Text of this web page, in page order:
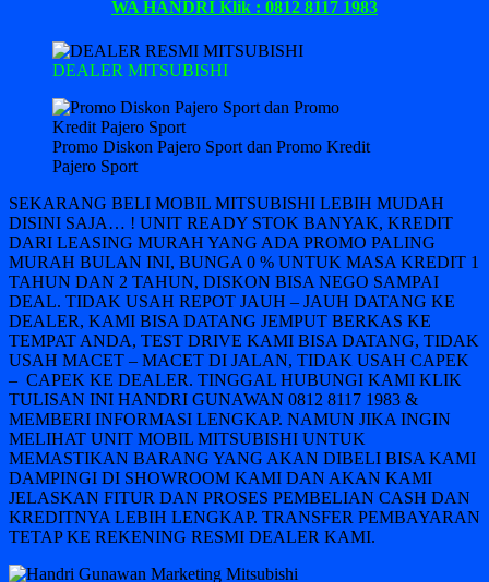
WA HANDRI Klik : 0812 8117 1983
DEALER MITSUBISHI
Promo Diskon Pajero Sport dan Promo Kredit
Pajero Sport
SEKARANG BELI MOBIL MITSUBISHI LEBIH MUDAH
DISINI SAJA… ! UNIT READY STOK BANYAK, KREDIT
DARI LEASING MURAH YANG ADA PROMO PALING
MURAH BULAN INI, BUNGA 0 % UNTUK MASA KREDIT 1
TAHUN DAN 2 TAHUN, DISKON BISA NEGO SAMPAI
DEAL. TIDAK USAH REPOT JAUH – JAUH DATANG KE
DEALER, KAMI BISA DATANG JEMPUT BERKAS KE
TEMPAT ANDA, TEST DRIVE KAMI BISA DATANG, TIDAK
USAH MACET – MACET DI JALAN, TIDAK USAH CAPEK
– CAPEK KE DEALER. TINGGAL HUBUNGI KAMI KLIK
TULISAN INI HANDRI GUNAWAN 0812 8117 1983 &
MEMBERI INFORMASI LENGKAP. NAMUN JIKA INGIN
MELIHAT UNIT MOBIL MITSUBISHI UNTUK
MEMASTIKAN BARANG YANG AKAN DIBELI BISA KAMI
DAMPINGI DI SHOWROOM KAMI DAN AKAN KAMI
JELASKAN FITUR DAN PROSES PEMBELIAN CASH DAN
KREDITNYA LEBIH LENGKAP. TRANSFER PEMBAYARAN
TETAP KE REKENING RESMI DEALER KAMI.